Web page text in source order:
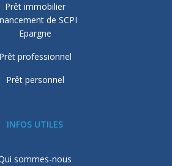
Prêt immobilier
de SCPI
Epargne
Prêt professionnel
Prêt personnel
INFOS UTILES
sommes-nous